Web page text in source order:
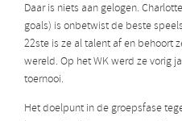
Daar is niets aan gelogen.
goals) is onbetwist de beste
22ste is ze al talent af en behoort
wereld. Op het WK werd ze vorig
toernooi.
Het doelpunt in de groepsfase